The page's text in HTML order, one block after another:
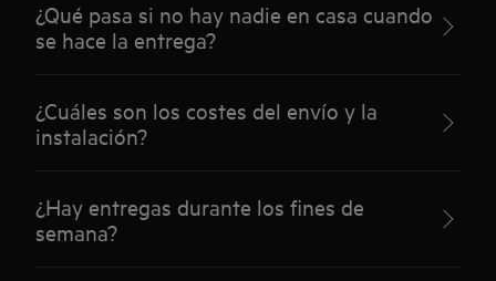
¿Qué pasa si no hay nadie en casa cuando
se hace la entrega?
¿Cuáles son los costes del envío y la
instalación?
¿Hay entregas durante los fines de
semana?